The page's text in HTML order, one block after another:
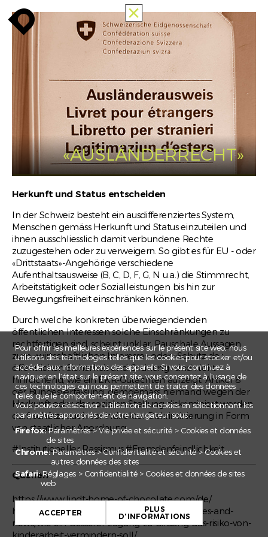
enroute enroute
TOUTES
MEMORIES
enroute INFO
+
−
Leaflet
close
«AUSLÄNDERRECHT»
Herkunft und Status entscheiden
In der Schweiz besteht ein ausdifferenziertes System,
Menschen gemäss Herkunft und Status einzuteilen und
ihnen ausschliesslich damit verbundene Rechte
zuzugestehen oder zu verweigern. So gibt es für EU - oder
«Drittstaats»-Angehörige verschiedene
Aufenthaltsausweise (B, C, D, F, G, N u.a.) die Stimmrecht,
Arbeitstätigkeit oder Sozialleistungen bis hin zur
Bewegungsfreiheit einschränken können.
Durch welche konkreten überwiegendenden
öffentlichen Interessen solche Einschränkungen zu
rechtfertigen sind, scheint unklar. Pauschale Aussagen
zum «wirtschaftlichen Interesse» oder «Schutz der
öffentlichen Sicherheit und Ordnung» sind nicht
hinreichend, wie ein EKR-Gutachten aufzeigt. Artikel 8
der Bundesverfassung, demgemäss niemand wegen der
Herkunft oder der sozialen Stellung diskriminiert werden
darf, schützt auch vor indirekter Diskriminierung in Form
von staatlicher Anordnung.
#Institutioneller Rassismus #Fremdenfeindlichkeit
Quellen
https://www.lindt-home-of-chocolate.com/de/
https://www.lindt-spruengli.com/press-releases-and-
news/wie-ein-besserer-zugang-zu-bildung-das-risiko-von-
Pour offrir les meilleures expériences sur le présent site web, nous
utilisons des technologies telles que les cookies pour stocker et/ou
accéder aux informations des appareils. Si vous continuez à
naviguer en l’état sur le présent site, vous consentez à l’usage de
ces technologies qui nous permettent de traiter des données
telles que le comportement de navigation.
Vous pouvez désactiver l'utilisation de cookies en sélectionnant les
paramètres appropriés de votre navigateur sous :
Firefox:Paramètres > Vie privée et sécurité > Cookies et données
de sites
Chrome:Paramètres > Confidentialité et sécurité > Cookies et
autres données des sites
Safari:Réglages > Confidentialité > Cookies et données de sites
web
ACCEPTER PLUS
D'INFORMATIONS